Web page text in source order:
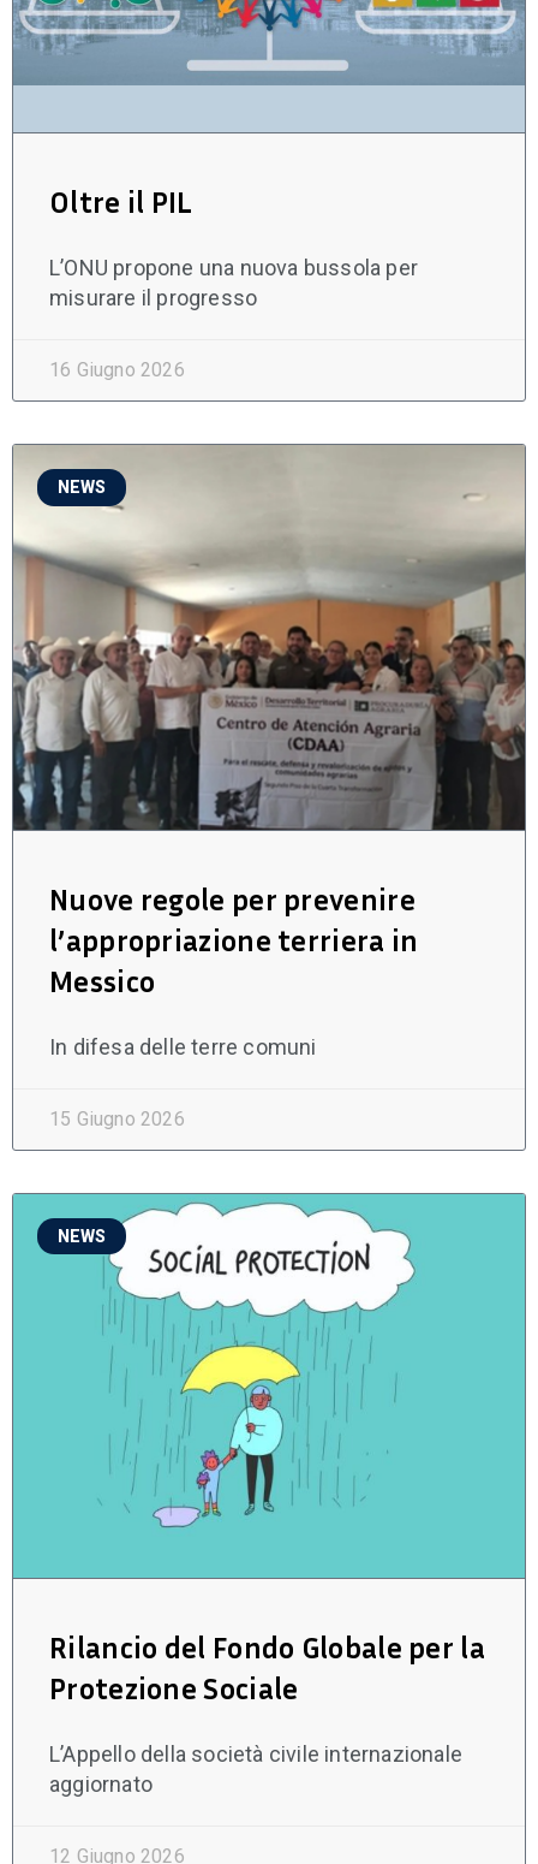
Oltre il PIL
L’ONU propone una nuova bussola per
misurare il progresso
16 Giugno 2026
NEWS
Nuove regole per prevenire
l’appropriazione terriera in
Messico
In difesa delle terre comuni
15 Giugno 2026
NEWS
Rilancio del Fondo Globale per la
Protezione Sociale
L’Appello della società civile internazionale
aggiornato
12 Giugno 2026